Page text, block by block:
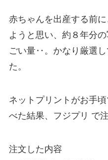
赤ちゃんを出産する前
ようと思い、約８年分
ごい量‥。かなり厳選
た。
ネットプリントがお手
べた結果、フジプリ で
注文した内容